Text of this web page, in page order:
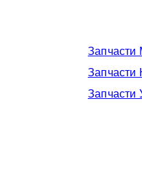
Запчасти
Запчасти